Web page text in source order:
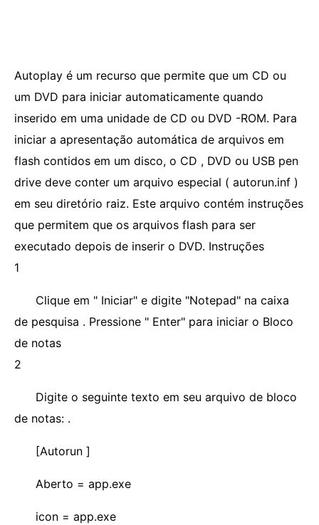
Autoplay é um recurso que permite que um CD ou
um DVD para iniciar automaticamente quando
inserido em uma unidade de CD ou DVD -ROM. Para
iniciar a apresentação automática de arquivos em
flash contidos em um disco, o CD , DVD ou USB pen
drive deve conter um arquivo especial ( autorun.inf )
em seu diretório raiz. Este arquivo contém instruções
que permitem que os arquivos flash para ser
executado depois de inserir o DVD. Instruções
1
Clique em " Iniciar" e digite "Notepad" na caixa
de pesquisa . Pressione " Enter" para iniciar o Bloco
de notas
2
Digite o seguinte texto em seu arquivo de bloco
de notas: .
[Autorun ]
Aberto = app.exe
icon = app.exe